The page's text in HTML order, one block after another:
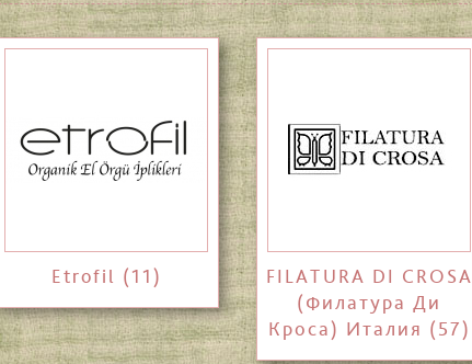
Etrofil (11)
FILATURA DI CROSA
(Филатура Ди
Кроса) Италия (57)